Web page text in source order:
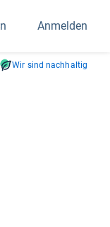
Anmelden
Wir sind nachhaltig